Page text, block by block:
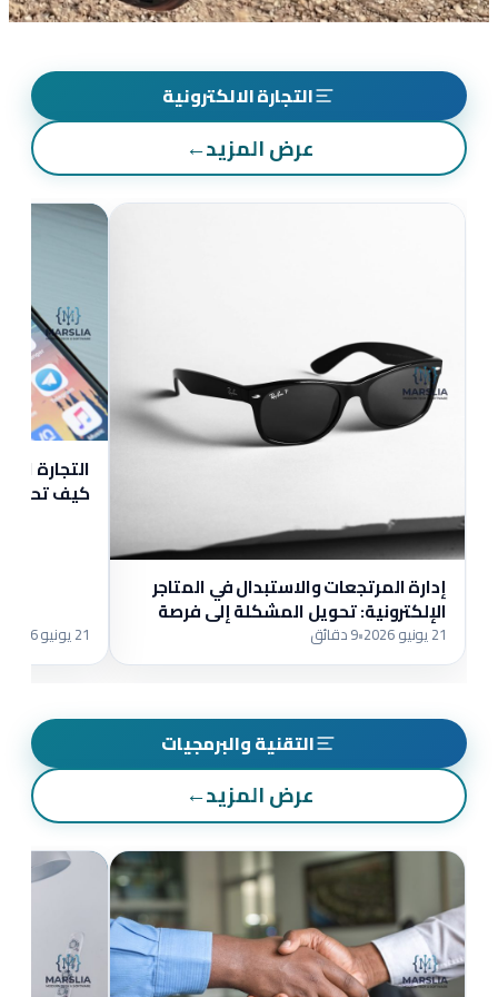
التجارة الالكترونية
عرض المزيد←
إدارة المرتجعات والاستبدال في المتاجر
الإلكترونية: تحويل المشكلة إلى فرصة
21 يونيو 2026 •9 دقائق
التجارة
كيف تحسن
21 يونيو 2026
التقنية والبرمجيات
عرض المزيد←